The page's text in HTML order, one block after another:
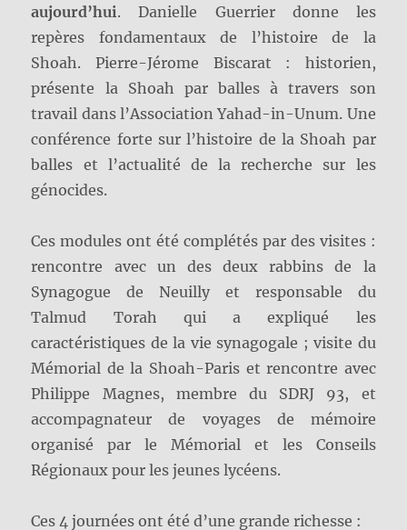
aujourd’hui. Danielle Guerrier donne les
repères fondamentaux de l’histoire de la
Shoah. Pierre-Jérome Biscarat : historien,
présente la Shoah par balles à travers son
travail dans l’Association Yahad-in-Unum. Une
conférence forte sur l’histoire de la Shoah par
balles et l’actualité de la recherche sur les
génocides.
Ces modules ont été complétés par des visites :
rencontre avec un des deux rabbins de la
Synagogue de Neuilly et responsable du
Talmud Torah qui a expliqué les
caractéristiques de la vie synagogale ; visite du
Mémorial de la Shoah-Paris et rencontre avec
Philippe Magnes, membre du SDRJ 93, et
accompagnateur de voyages de mémoire
organisé par le Mémorial et les Conseils
Régionaux pour les jeunes lycéens.
Ces 4 journées ont été d’une grande richesse :